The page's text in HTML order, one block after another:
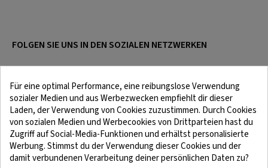
FOLGEN SIE UNS IN DEN SOZIALEN NETZWERKEN
Rechtliche Hinweise
Bedingungen und Konditionen
Für eine optimal Performance, eine reibungslose Verwendung
sozialer Medien und aus Werbezwecken empfiehlt dir dieser
Laden, der Verwendung von Cookies zuzustimmen. Durch Cookies
von sozialen Medien und Werbecookies von Drittparteien hast du
Zugriff auf Social-Media-Funktionen und erhältst personalisierte
Werbung. Stimmst du der Verwendung dieser Cookies und der
damit verbundenen Verarbeitung deiner persönlichen Daten zu?